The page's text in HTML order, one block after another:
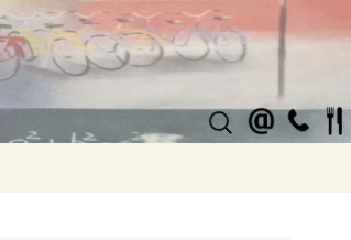
Suchen
nach: